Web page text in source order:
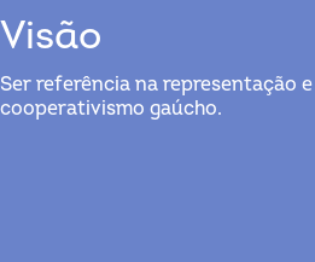
Visão
Ser referência na representação
cooperativismo gaúcho.